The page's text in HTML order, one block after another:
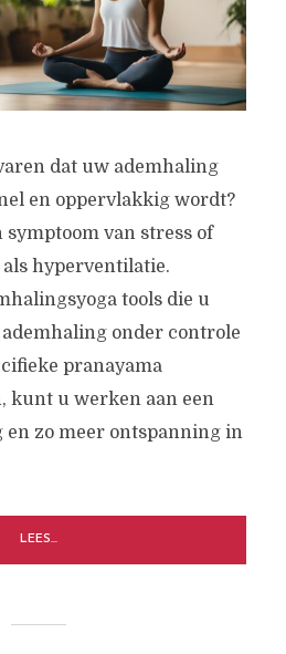
dat uw ademhaling
en oppervlakkig wordt?
symptoom van stress of
als hyperventilatie.
tools die u
onder controle
pranayama
kunt u werken aan een
zo meer ontspanning in
LEES...